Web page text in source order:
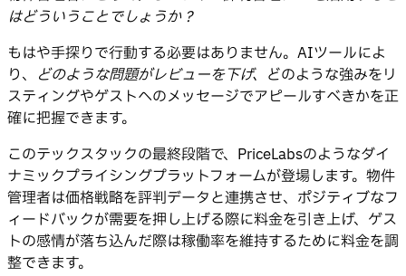
はどういうことでしょうか？
もはや手探りで行動する必要はありません。AIツールによ
り、 どのような問題がレビューを下げ、 どのような強みをリ
スティングやゲストへのメッセージでアピールすべきかを正
確に把握できます。
このテックスタックの最終段階で、PriceLabsのようなダイ
ナミックプライシングプラットフォームが登場します。物件
管理者は価格戦略を評判データと連携させ、ポジティブなフ
ィードバックが需要を押し上げる際に料金を引き上げ、ゲス
トの感情が落ち込んだ際は稼働率を維持するために料金を調
整できます。